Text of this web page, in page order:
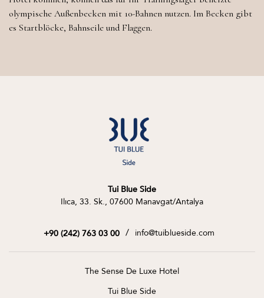
olympische Außenbecken mit 10-Bahnen nutzen. Im Becken gibt
es Startblöcke, Bahnseile und Flaggen.
Tui Blue Side
Ilıca, 33. Sk., 07600 Manavgat/Antalya
+90 (242) 763 03 00 / info@tuiblueside.com
The Sense De Luxe Hotel
Tui Blue Side